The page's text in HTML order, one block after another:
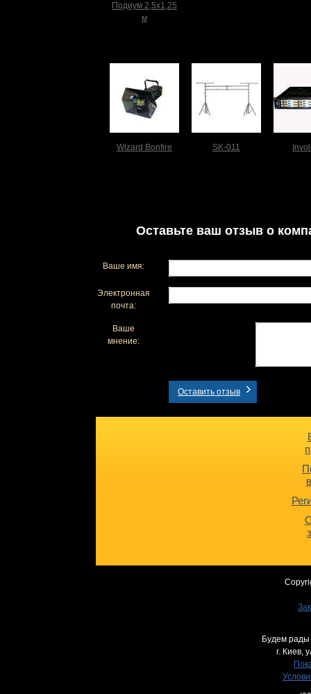
Подиум 2,5х1,25
м
Wizard Bonfire SK-011
Оставьте ваш отзыв о
Ваше имя:
Электронная
почта:
Ваше
мнение:
Оставить отзыв
Будем рады
г. Киев,